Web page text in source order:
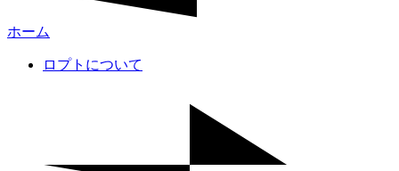
ホーム
ロプトについて